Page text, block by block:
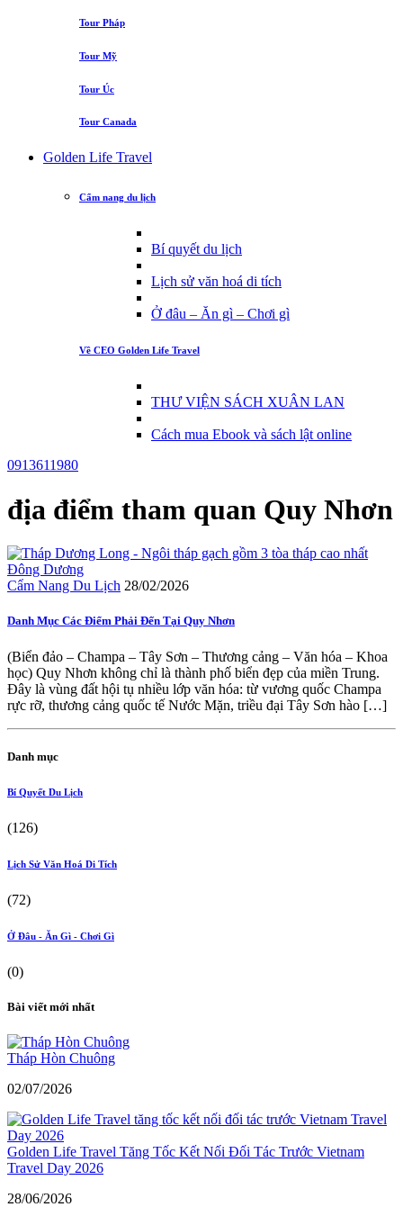
Tour Pháp
Tour Mỹ
Tour Úc
Tour Canada
Golden Life Travel
Cẩm nang du lịch
Bí quyết du lịch
Lịch sử văn hoá di tích
Ở đâu – Ăn gì – Chơi gì
Về CEO Golden Life Travel
THƯ VIỆN SÁCH XUÂN LAN
Cách mua Ebook và sách lật online
0913611980
địa điểm tham quan Quy Nhơn
Cẩm Nang Du Lịch 28/02/2026
Danh Mục Các Điểm Phải Đến Tại Quy Nhơn
(Biển đảo – Champa – Tây Sơn – Thương cảng – Văn hóa – Khoa
học) Quy Nhơn không chỉ là thành phố biển đẹp của miền Trung.
Đây là vùng đất hội tụ nhiều lớp văn hóa: từ vương quốc Champa
rực rỡ, thương cảng quốc tế Nước Mặn, triều đại Tây Sơn hào […]
Danh mục
Bí Quyết Du Lịch
(126)
Lịch Sử Văn Hoá Di Tích
(72)
Ở Đâu - Ăn Gì - Chơi Gì
(0)
Bài viết mới nhất
Tháp Hòn Chuông
02/07/2026
Golden Life Travel Tăng Tốc Kết Nối Đối Tác Trước Vietnam
Travel Day 2026
28/06/2026